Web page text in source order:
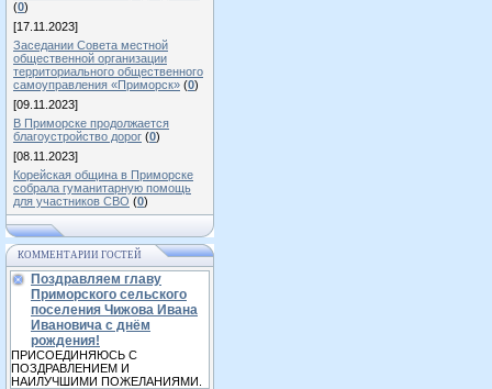
(0)
[17.11.2023]
Заседании Совета местной
общественной организации
территориального общественного
самоуправления «Приморск» (0)
[09.11.2023]
В Приморске продолжается
благоустройство дорог (0)
[08.11.2023]
Корейская община в Приморске
собрала гуманитарную помощь
для участников СВО (0)
КОММЕНТАРИИ ГОСТЕЙ
Поздравляем главу
Приморского сельского
поселения Чижова Ивана
Ивановича с днём
рождения!
ПРИСОЕДИНЯЮСЬ С
ПОЗДРАВЛЕНИЕМ И
НАИЛУЧШИМИ ПОЖЕЛАНИЯМИ.